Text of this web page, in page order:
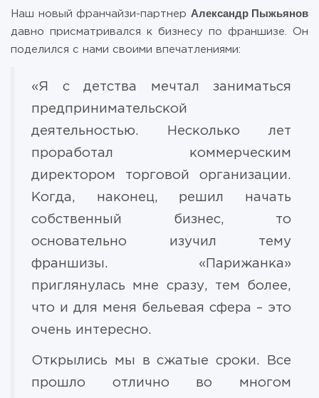
Наш новый франчайзи-партнер Александр Пыжьянов
давно присматривался к бизнесу по франшизе. Он
поделился с нами своими впечатлениями:
«Я с детства мечтал заниматься
предпринимательской
деятельностью. Несколько лет
проработал коммерческим
директором торговой организации.
Когда, наконец, решил начать
собственный бизнес, то
основательно изучил тему
франшизы. «Парижанка»
приглянулась мне сразу, тем более,
что и для меня бельевая сфера – это
очень интересно.
Открылись мы в сжатые сроки. Все
прошло отлично во многом